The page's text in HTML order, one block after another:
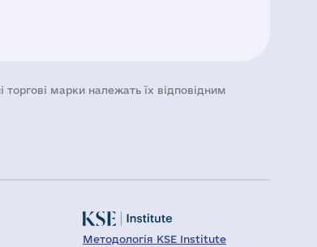
торгові марки належать їх відповідним
Методологія KSE Institute